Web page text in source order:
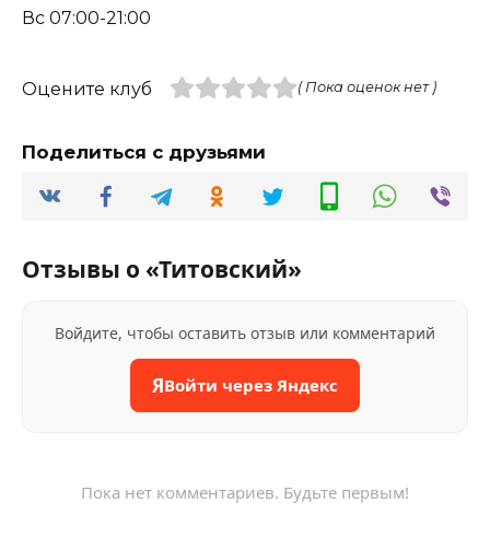
Вс 07:00-21:00
Оцените клуб ( Пока оценок нет )
Поделиться с друзьями
Отзывы о «Титовский»
Войдите, чтобы оставить отзыв или комментарий
ЯВойти через Яндекс
Пока нет комментариев. Будьте первым!